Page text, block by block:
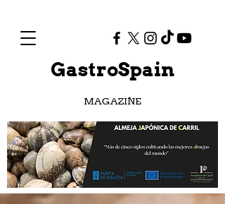
GastroSpain
MAGAZINE